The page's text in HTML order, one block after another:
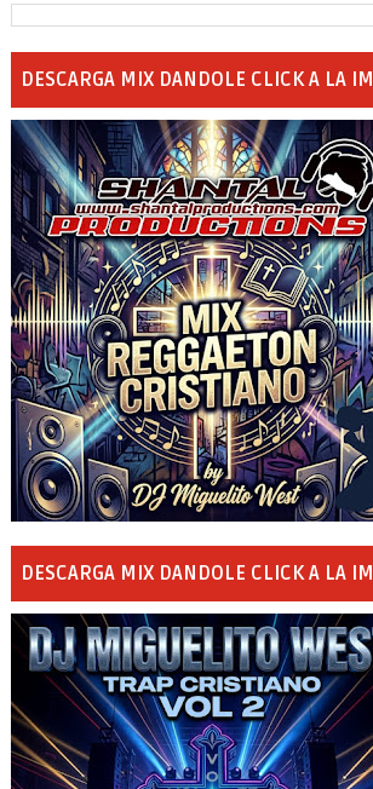
DESCARGA MIX DANDOLE CLICK A LA
DESCARGA MIX DANDOLE CLICK A LA